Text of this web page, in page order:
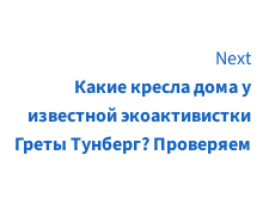
Next
Какие кресла дома у
известной экоактивистки
Греты Тунберг? Проверяем